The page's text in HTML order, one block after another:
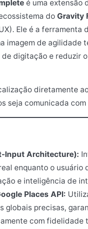
é uma extensão
do Gravity
Ele é a
imagem de
digitação e reduzir
diretamente
seja comunicada
Input Architecture):
enquanto o usuário
e inteligência de
Places API:
globais precisas,
com fidelidade